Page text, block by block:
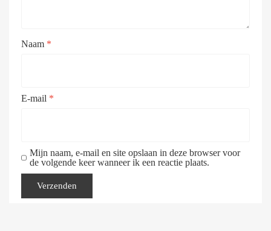
Naam *
E-mail *
Mijn naam, e-mail en site opslaan in deze browser voor
de volgende keer wanneer ik een reactie plaats.